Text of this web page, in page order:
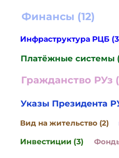
Финансы (12)
Инфраструктура РЦБ
Платёжные системы
Гражданство РУз
Указы Президента
Вид на жительство (2)
Инвестиции (3)